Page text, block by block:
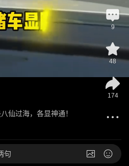
仙过海，各显神通！
9
48
174
句